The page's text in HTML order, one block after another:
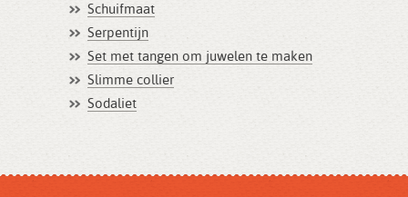
Schuifmaat
Serpentijn
Set met tangen om juwelen te maken
Slimme collier
Sodaliet